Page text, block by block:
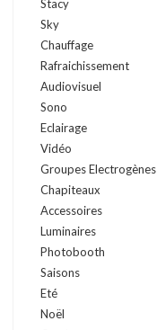
Stacy
Sky
Chauffage
Rafraichissement
Audiovisuel
Sono
Eclairage
Vidéo
Groupes Electrogènes
Chapiteaux
Accessoires
Luminaires
Photobooth
Saisons
Eté
Noël